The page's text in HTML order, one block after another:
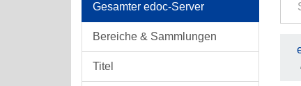
Gesamter edoc-Server
Bereiche & Sammlungen
Titel